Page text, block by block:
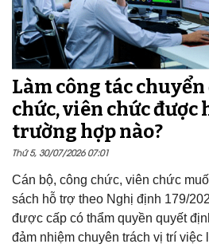
Làm công tác chuyển
chức, viên chức
trường hợp nào?
Thứ 5, 30/07/2026 07:01
Cán bộ, công chức, viên chức
sách hỗ trợ theo Nghị định 179/
được cấp có thẩm quyền quyết
đảm nhiệm chuyên trách vị trí việc